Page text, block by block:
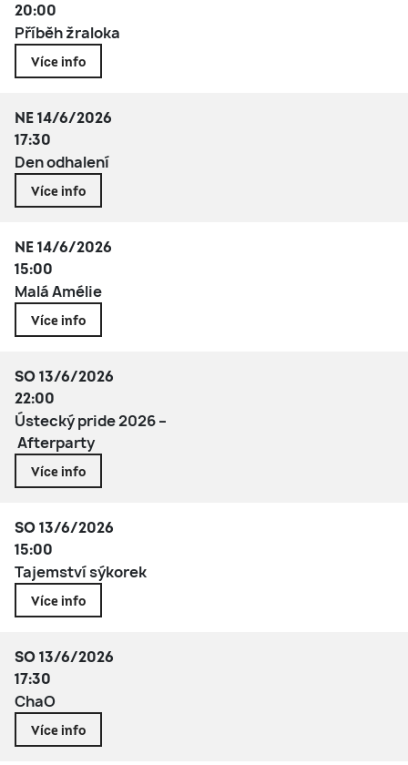
20:00
Příběh žraloka
Více info
NE 14/6/2026
17:30
Den odhalení
Více info
NE 14/6/2026
15:00
Malá Amélie
Více info
SO 13/6/2026
22:00
Ústecký pride 2026 –
Afterparty
Více info
SO 13/6/2026
15:00
Tajemství sýkorek
Více info
SO 13/6/2026
17:30
ChaO
Více info